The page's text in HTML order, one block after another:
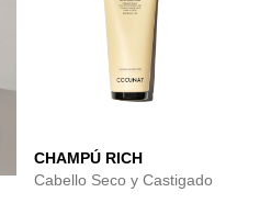
CHAMPÚ RICH
Cabello Seco y Castigado